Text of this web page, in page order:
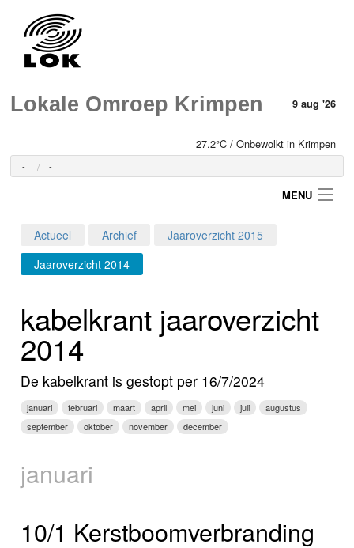
Lokale Omroep Krimpen 9 aug '26
27.2°C / Onbewolkt in Krimpen
- -
MENU
Login
Programma's
Foto's
Webcam
Info
Actueel Archief
Jaaroverzicht 2015
Jaaroverzicht 2014
kabelkrant jaaroverzicht
2014
De kabelkrant is gestopt per 16/7/2024
januari februari maart april mei juni juli
augustus
september
oktober november december
januari
10/1 Kerstboomverbranding